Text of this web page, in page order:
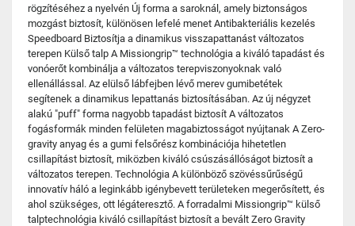
rögzítéséhez a nyelvén Új forma a saroknál, amely biztonságos
mozgást biztosít, különösen lefelé menet Antibakteriális kezelés
Speedboard Biztosítja a dinamikus visszapattanást változatos
terepen Külső talp A Missiongrip™ technológia a kiváló tapadást és
vonóerőt kombinálja a változatos terepviszonyoknak való
ellenállással. Az elülső lábfejben lévő merev gumibetétek
segítenek a dinamikus lepattanás biztosításában. Az új négyzet
alakú "puff" forma nagyobb tapadást biztosít A változatos
fogásformák minden felületen magabiztosságot nyújtanak A Zero-
gravity anyag és a gumi felsőrész kombinációja hihetetlen
csillapítást biztosít, miközben kiváló csúszásállóságot biztosít a
változatos terepen. Technológia A különböző szövéssűrűségű
innovatív háló a leginkább igénybevett területeken megerősített, és
ahol szükséges, ott légáteresztő. A forradalmi Missiongrip™ külső
talptechnológia kiváló csillapítást biztosít a bevált Zero Gravity